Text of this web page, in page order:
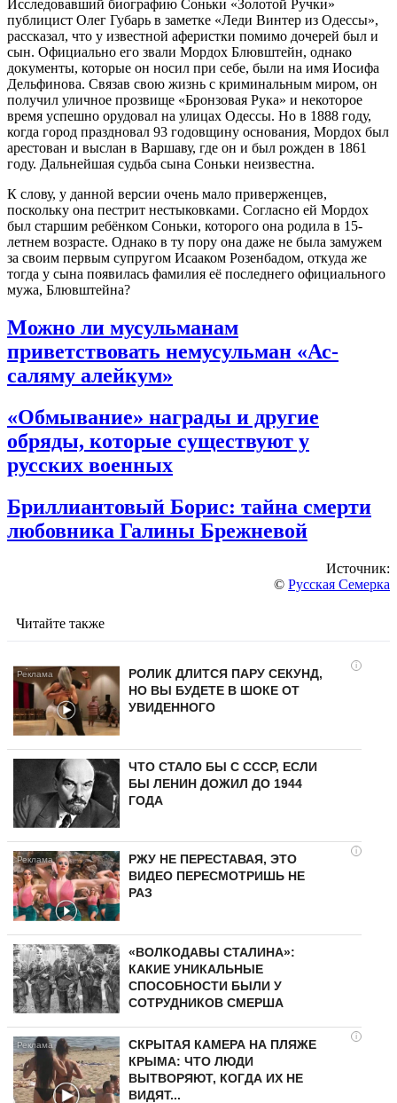
Исследовавший биографию Соньки «Золотой Ручки»
публицист Олег Губарь в заметке «Леди Винтер из Одессы»,
рассказал, что у известной аферистки помимо дочерей был и
сын. Официально его звали Мордох Блювштейн, однако
документы, которые он носил при себе, были на имя Иосифа
Дельфинова. Связав свою жизнь с криминальным миром, он
получил уличное прозвище «Бронзовая Рука» и некоторое
время успешно орудовал на улицах Одессы. Но в 1888 году,
когда город праздновал 93 годовщину основания, Мордох был
арестован и выслан в Варшаву, где он и был рожден в 1861
году. Дальнейшая судьба сына Соньки неизвестна.
К слову, у данной версии очень мало приверженцев,
поскольку она пестрит нестыковками. Согласно ей Мордох
был старшим ребёнком Соньки, которого она родила в 15-
летнем возрасте. Однако в ту пору она даже не была замужем
за своим первым супругом Исааком Розенбадом, откуда же
тогда у сына появилась фамилия её последнего официального
мужа, Блювштейна?
Можно ли мусульманам
приветствовать немусульман «Ас-
саляму алейкум»
«Обмывание» награды и другие
обряды, которые существуют у
русских военных
Бриллиантовый Борис: тайна смерти
любовника Галины Брежневой
Источник:
© Русская Семерка
Читайте также
i
РОЛИК ДЛИТСЯ ПАРУ СЕКУНД,
НО ВЫ БУДЕТЕ В ШОКЕ ОТ
УВИДЕННОГО
ЧТО СТАЛО БЫ С СССР, ЕСЛИ
БЫ ЛЕНИН ДОЖИЛ ДО 1944
ГОДА
i
РЖУ НЕ ПЕРЕСТАВАЯ, ЭТО
ВИДЕО ПЕРЕСМОТРИШЬ НЕ
РАЗ
«ВОЛКОДАВЫ СТАЛИНА»:
КАКИЕ УНИКАЛЬНЫЕ
СПОСОБНОСТИ БЫЛИ У
СОТРУДНИКОВ СМЕРША
i
СКРЫТАЯ КАМЕРА НА ПЛЯЖЕ
КРЫМА: ЧТО ЛЮДИ
ВЫТВОРЯЮТ, КОГДА ИХ НЕ
ВИДЯТ...